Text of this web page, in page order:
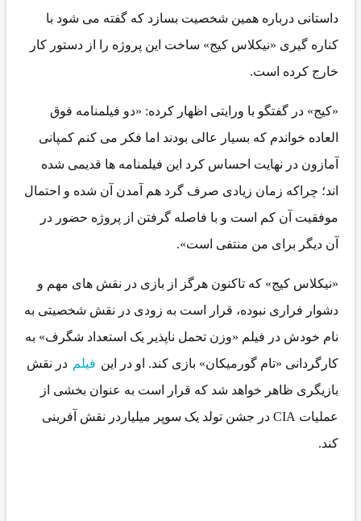
درباره همین شخصیت بسازد که گفته می شود با
گیری «نیکلاس کیج» ساخت این پروژه را از دستور کار
کرده است.
در گفتگو با ورایتی اظهار کرده: «دو فیلمنامه فوق
خواندم که بسیار عالی بودند اما فکر می کنم کمپانی
در نهایت احساس کرد این فیلمنامه ها قدیمی شده
چراکه زمان زیادی صرف گرد هم آمدن آن شده و احتمال
آن کم است و با فاصله گرفتن از پروژه حضور در
دیگر برای من منتفی است».
کیج» که تاکنون هرگز از بازی در نقش های مهم و
فراری نبوده، قرار است به زودی در نقش شخصیتی به
خودش در فیلم «وزن تحمل ناپذیر یک استعداد شگرف» به
«تام گورمیکان» بازی کند. او در اینفیلم در نقش
ظاهر خواهد شد که قرار است به عنوان بخشی از
عملیات CIA در جشن تولد یک سوپر میلیاردر نقش آفرینی